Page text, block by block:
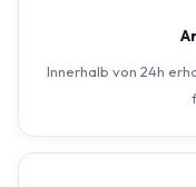
Innerhalb von 24h